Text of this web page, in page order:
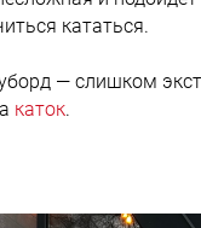
кататься.
— слишком
каток.